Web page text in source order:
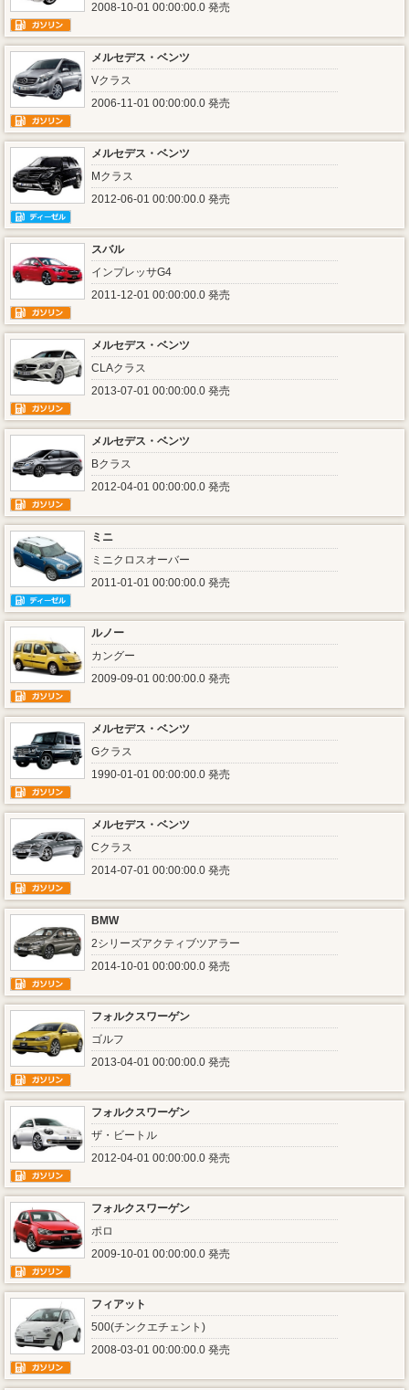
2008-10-01 00:00:00.0 発売
メルセデス・ベンツ
Vクラス
2006-11-01 00:00:00.0 発売
メルセデス・ベンツ
Mクラス
2012-06-01 00:00:00.0 発売
スバル
インプレッサG4
2011-12-01 00:00:00.0 発売
メルセデス・ベンツ
CLAクラス
2013-07-01 00:00:00.0 発売
メルセデス・ベンツ
Bクラス
2012-04-01 00:00:00.0 発売
ミニ
ミニクロスオーバー
2011-01-01 00:00:00.0 発売
ルノー
カングー
2009-09-01 00:00:00.0 発売
メルセデス・ベンツ
Gクラス
1990-01-01 00:00:00.0 発売
メルセデス・ベンツ
Cクラス
2014-07-01 00:00:00.0 発売
BMW
2シリーズアクティブツアラー
2014-10-01 00:00:00.0 発売
フォルクスワーゲン
ゴルフ
2013-04-01 00:00:00.0 発売
フォルクスワーゲン
ザ・ビートル
2012-04-01 00:00:00.0 発売
フォルクスワーゲン
ポロ
2009-10-01 00:00:00.0 発売
フィアット
500(チンクエチェント)
2008-03-01 00:00:00.0 発売